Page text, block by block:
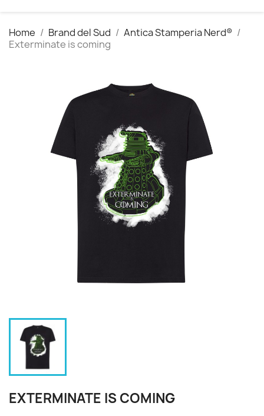
Home Brand del Sud
Antica Stamperia Nerd®
Exterminate is coming
EXTERMINATE IS COMING